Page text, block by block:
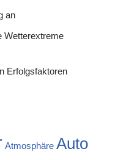
an
Wetterextreme
Erfolgsfaktoren
Atmosphäre Auto